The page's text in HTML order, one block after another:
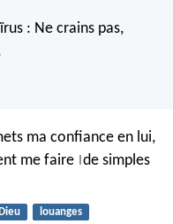
: Ne crains pas,
ma confiance en lui,
me faire de simples
louanges